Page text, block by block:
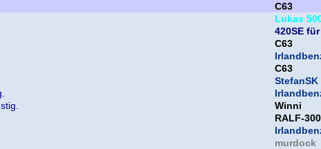
C63
Lukas
420SE
C63
C63
StefanSK
Winni
RALF-
murdock